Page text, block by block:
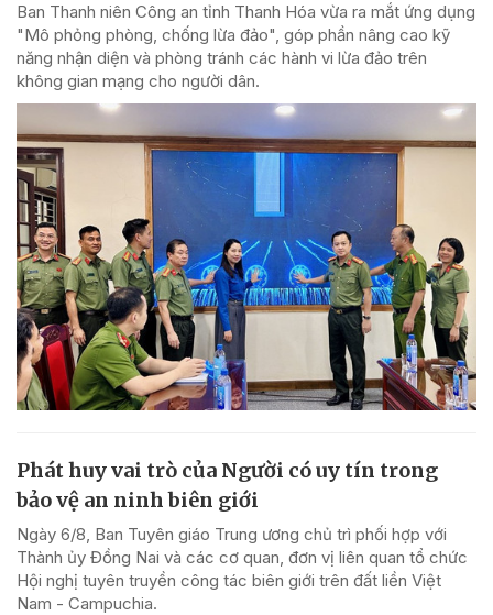
Ban Thanh niên Công an tỉnh Thanh Hóa vừa ra mắt ứng dụng
"Mô phỏng phòng, chống lừa đảo", góp phần nâng cao kỹ
năng nhận diện và phòng tránh các hành vi lừa đảo trên
không gian mạng cho người dân.
Phát huy vai trò của Người có uy tín trong
bảo vệ an ninh biên giới
Ngày 6/8, Ban Tuyên giáo Trung ương chủ trì phối hợp với
Thành ủy Đồng Nai và các cơ quan, đơn vị liên quan tổ chức
Hội nghị tuyên truyền công tác biên giới trên đất liền Việt
Nam - Campuchia.